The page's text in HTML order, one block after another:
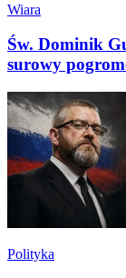
Wiara
Św. Dominik
surowy
Polityka